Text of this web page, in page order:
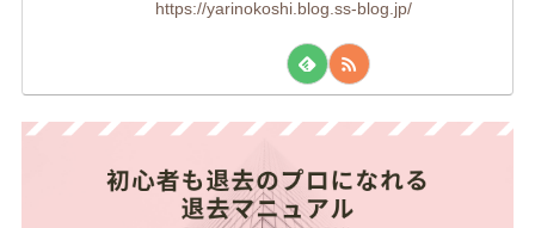
https://yarinokoshi.blog.ss-blog.jp/